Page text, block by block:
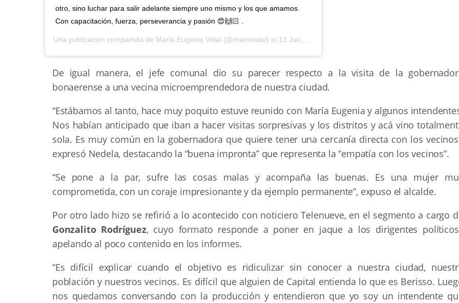
otro, sino luchar para salir adelante siempre uno mismo y los que amamos.
Con capacitación, fuerza, perseverancia y pasión 😍🙌🏻 .
Una publicación compartida de María Eugenia Vidal (@mariuvidal) el 13 Jun, 2019 a las 8:34 PDT
De igual manera, el jefe comunal dio su parecer respecto a la visita de la
bonaerense a una vecina microemprendedora de nuestra ciudad.
“Estábamos al tanto, hace muy poquito estuve reunido con María Eugenia y algunos
Nos habían anticipado que iban a hacer visitas sorpresivas y los distritos y acá vino
sola. Es muy común en la gobernadora que quiere tener una cercanía directa con los
expresó Nedela, destacando la “buena impronta” que representa la “empatía con los vecinos”.
“Se pone a la par, sufre las cosas malas y acompaña las buenas. Es una mujer
comprometida, con un coraje impresionante y da ejemplo permanente”, expuso el alcalde.
Por otro lado hizo se refirió a lo acontecido con noticiero Telenueve, en el segmento a cargo
Gonzalito Rodríguez, cuyo formato responde a poner en jaque a los dirigentes
apelando al poco contenido en los informes.
“Es difícil explicar cuando el objetivo es ridiculizar sin conocer a nuestra ciudad,
población y nuestros vecinos. Es difícil que alguien de Capital entienda lo que es Berisso.
nos quedamos conversando con la producción y entendieron que yo soy un intendente